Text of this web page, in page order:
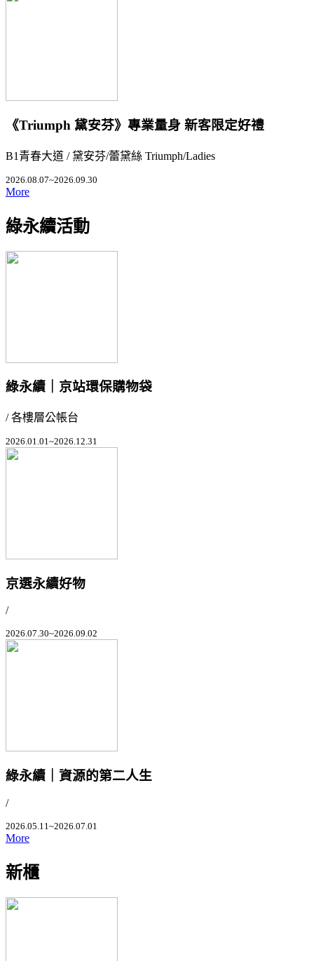
《Triumph 黛安芬》專業量身 新客限定好禮
B1青春大道 / 黛安芬/蕾黛絲 Triumph/Ladies
2026.08.07~2026.09.30
More
綠永續活動
綠永續｜京站環保購物袋
/ 各樓層公帳台
2026.01.01~2026.12.31
京選永續好物
/
2026.07.30~2026.09.02
綠永續｜資源的第二人生
/
2026.05.11~2026.07.01
More
新櫃